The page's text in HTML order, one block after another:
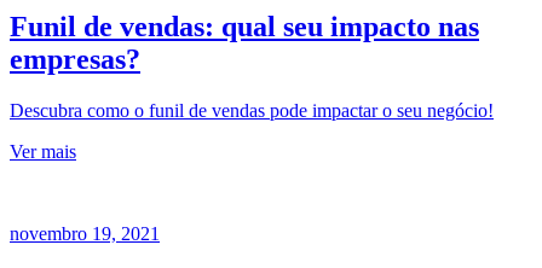
Funil de vendas: qual seu impacto nas
empresas?
Descubra como o funil de vendas pode impactar o seu negócio!
Ver mais
novembro 19, 2021